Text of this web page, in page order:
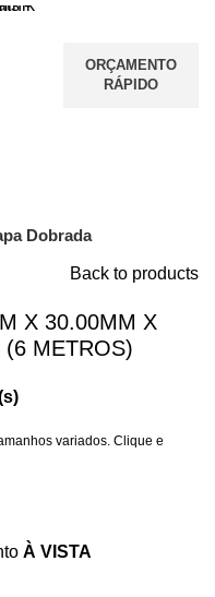
ORÇAMENTO
RÁPIDO
Dobrada
Back to products
X 30.00MM X
METROS)
variados. Clique e
À VISTA